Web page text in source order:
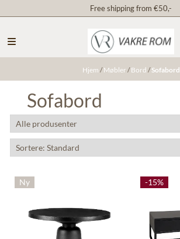
Free shipping from €50,-
Hjem /Møbler /Bord /Sofabord
Sofabord
Ny -15%